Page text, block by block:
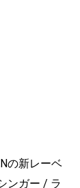
の新レーベ
ンガー / ラ